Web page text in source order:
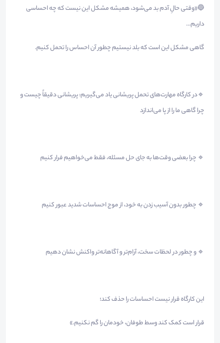
🔵«وقتی حالِ آدم بد می‌شود، همیشه مشکل این نیست که چه احساسی
داریم…
گاهی مشکل این است که بلد نیستیم چطور آن احساس را تحمل کنیم.
🔹️در کارگاه مهارت‌های تحمل پریشانی یاد می‌گیریم: پریشانی دقیقاً چیست و
چرا گاهی ما را از پا می‌اندازد
🔹 چرا بعضی وقت‌ها به جای حل مسئله، فقط می‌خواهیم فرار کنیم
🔹 چطور بدون آسیب زدن به خود، از موج احساسات شدید عبور کنیم
🔹 و چطور در لحظات سخت، آرام‌تر و آگاهانه‌تر واکنش نشان دهیم
این کارگاه قرار نیست احساسات را حذف کند؛
قرار است کمک کند وسط طوفان، خودمان را گم نکنیم.»